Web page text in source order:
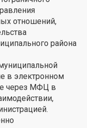
отношений,
района
в электронном
через МФЦ в